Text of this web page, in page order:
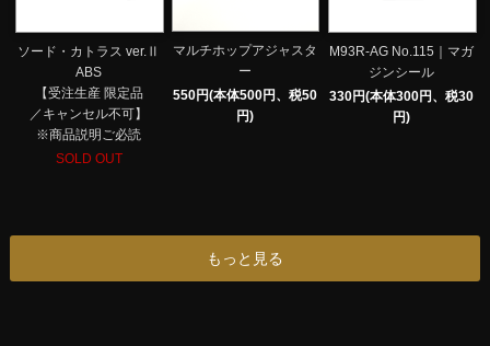
ソード・カトラス ver.Ⅱ
ABS
【受注生産 限定品
／キャンセル不可】
※商品説明ご必読
SOLD OUT
マルチホップアジャスタ
ー
550円(本体500円、税50
円)
M93R-AG No.115｜マガ
ジンシール
330円(本体300円、税30
円)
もっと見る